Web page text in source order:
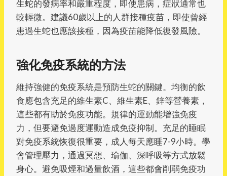
生蛇的發病率和嚴重程度，即使患病，症狀通常也
較輕微。建議60歲以上的人群接種疫苗，即使曾經
患過生蛇也應該接種，因為疫苗能降低復發風險。
強化免疫系統的方法
維持強健的免疫系統是預防生蛇的關鍵。均衡的飲
食應包含充足的維生素C、維生素E、鋅等營養素，
這些都有助於免疫功能。規律的運動能增強免疫
力，但要避免過度運動造成免疫抑制。充足的睡眠
對免疫系統恢復很重要，成人每天應睡7-9小時。學
會管理壓力，通過冥想、瑜伽、深呼吸等方式放鬆
身心。避免吸煙和過量飲酒，這些都會削弱免疫功